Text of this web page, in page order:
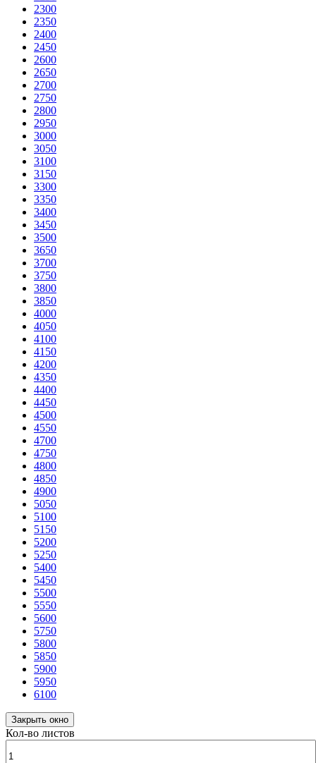
2300
2350
2400
2450
2600
2650
2700
2750
2800
2950
3000
3050
3100
3150
3300
3350
3400
3450
3500
3650
3700
3750
3800
3850
4000
4050
4100
4150
4200
4350
4400
4450
4500
4550
4700
4750
4800
4850
4900
5050
5100
5150
5200
5250
5400
5450
5500
5550
5600
5750
5800
5850
5900
5950
6100
Закрыть окно
Кол-во листов